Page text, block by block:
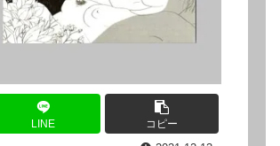
LINE コピー